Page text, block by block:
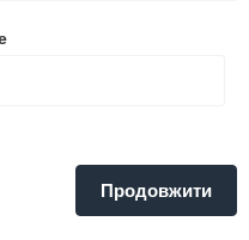
Продовжити